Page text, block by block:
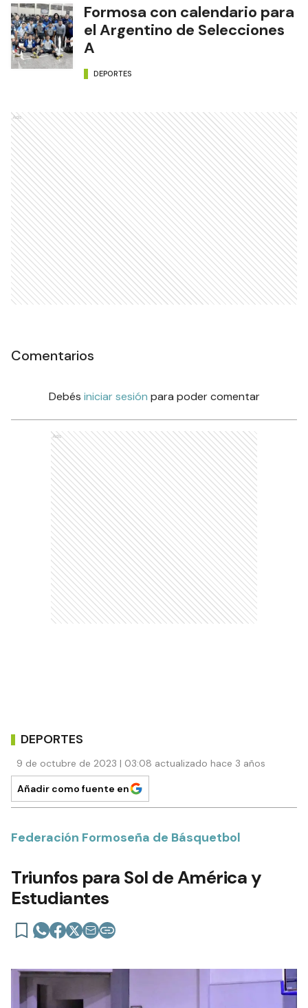
Formosa con calendario para
el Argentino de Selecciones
A
DEPORTES
Ads
Comentarios
Debés iniciar sesión para poder comentar
Ads
DEPORTES
9 de octubre de 2023 | 03:08 actualizado hace 3 años
Añadir como fuente en
Federación Formoseña de Básquetbol
Triunfos para Sol de América y
Estudiantes